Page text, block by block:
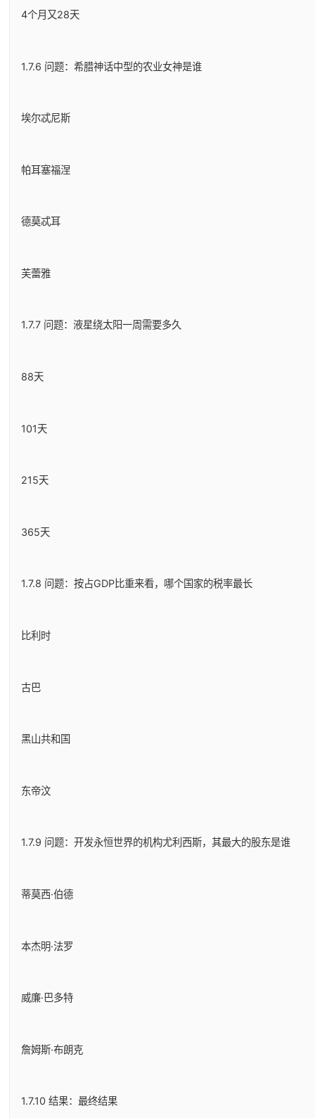
4个月又28天
1.7.6 问题：希腊神话中型的农业女神是谁
埃尔忒尼斯
帕耳塞福涅
德莫忒耳
芙蕾雅
1.7.7 问题：液星绕太阳一周需要多久
88天
101天
215天
365天
1.7.8 问题：按占GDP比重来看，哪个国家的税率最长
比利时
古巴
黑山共和国
东帝汶
1.7.9 问题：开发永恒世界的机构尤利西斯，其最大的股东是谁
蒂莫西·伯德
本杰明·法罗
威廉·巴多特
詹姆斯·布朗克
1.7.10 结果：最终结果